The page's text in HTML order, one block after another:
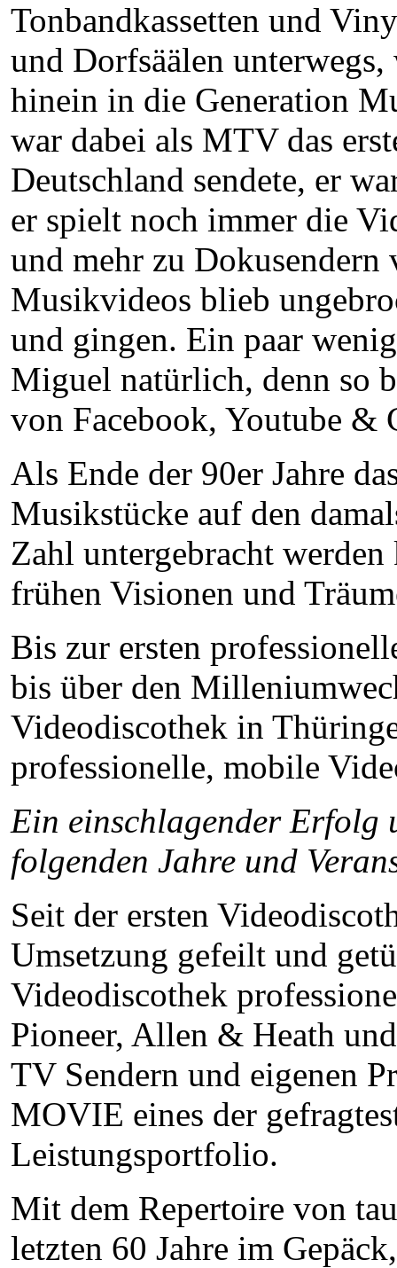
Tonbandkassetten und
und Dorfsäälen
hinein in die Generation
war dabei als MTV das
Deutschland sendete, er
er spielt noch immer die
und mehr zu
Musikvideos blieb
und gingen. Ein paar
Miguel natürlich, denn so
von Facebook, Youtube &
Als Ende der 90er Jahre
Musikstücke auf den
Zahl untergebracht
frühen Visionen und
Bis zur ersten
bis über den
Videodiscothek in
professionelle, mobile
Ein einschlagender Erfolg
folgenden Jahre und
Seit der ersten
Umsetzung gefeilt und
Videodiscothek
Pioneer, Allen & Heath
TV Sendern und eigenen
MOVIE eines der
Leistungsportfolio.
Mit dem Repertoire von
letzten 60 Jahre im